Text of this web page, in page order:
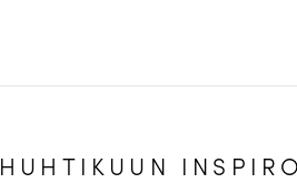
HUHTIKUUN